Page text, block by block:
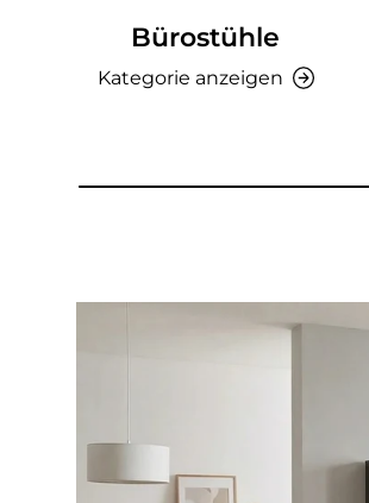
Bürostühle
Kategorie anzeigen